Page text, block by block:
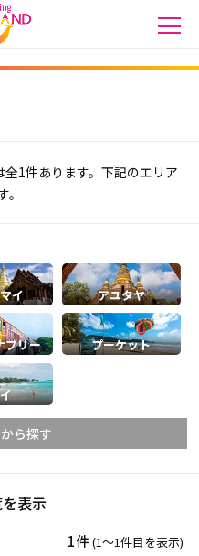
全1件あります。下記のエリア
イ アユタヤ
ブリー プーケット
ら探す
表示
1件(1〜1件目を表示)